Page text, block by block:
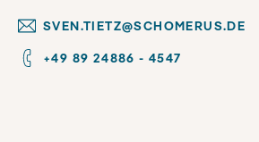
SVEN.TIETZ@SCHOMERUS.DE
+49 89 24886 - 4547